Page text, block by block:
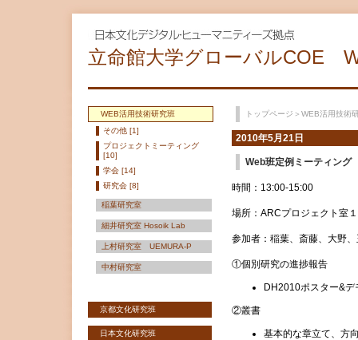
立命館大学グローバルCOE
WEB活用技術研究班
その他 [1]
プロジェクトミーティング
[10]
学会 [14]
研究会 [8]
稲葉研究室
細井研究室 Hosoik Lab
上村研究室 UEMURA-P
中村研究室
京都文化研究班
日本文化研究班
トップページ ＞ WEB活用技術
2010年5月21日
Web班定例ミーティング
時間：13:00-15:00
場所：ARCプロジェクト室１
参加者：稲葉、斎藤、大野
①個別研究の進捗報告
DH2010ポスター&デ
②叢書
基本的な章立て、方